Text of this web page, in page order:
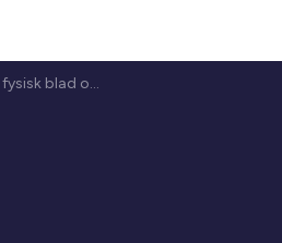
Nyt fysisk blad og digitalt univers til alle beboere